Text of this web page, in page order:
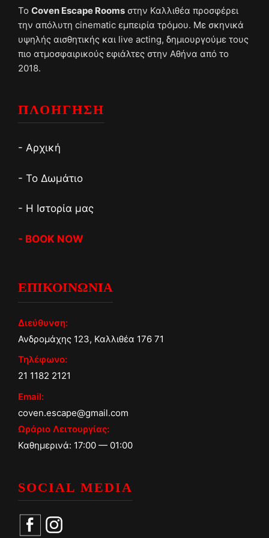
Το Coven Escape Rooms στην Καλλιθέα προσφέρει
την απόλυτη cinematic εμπειρία τρόμου. Με σκηνικά
υψηλής αισθητικής και live acting, δημιουργούμε τους
πιο ατμοσφαιρικούς εφιάλτες στην Αθήνα από το
2018.
ΠΛΟΗΓΗΣΗ
- Αρχική
- Το Δωμάτιο
- Η Ιστορία μας
- BOOK NOW
ΕΠΙΚΟΙΝΩΝΙΑ
Διεύθυνση:
Ανδρομάχης 123, Καλλιθέα 176 71
Τηλέφωνο:
21 1182 2121
Email:
coven.escape@gmail.com
Ωράριο Λειτουργίας:
Καθημερινά: 17:00 — 01:00
SOCIAL MEDIA